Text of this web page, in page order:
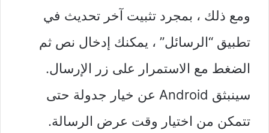
ومع ذلك ، بمجرد تثبيت آخر تحديث في
تطبيق “الرسائل” ، يمكنك إدخال نص ثم
الضغط مع الاستمرار على زر الإرسال.
سينبثق Android عن خيار جدولة حتى
تتمكن من اختيار وقت عرض الرسالة.